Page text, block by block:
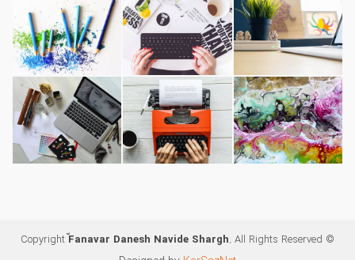
© Copyright ّFanavar Danesh Navide Shargh. All Rights Reserved